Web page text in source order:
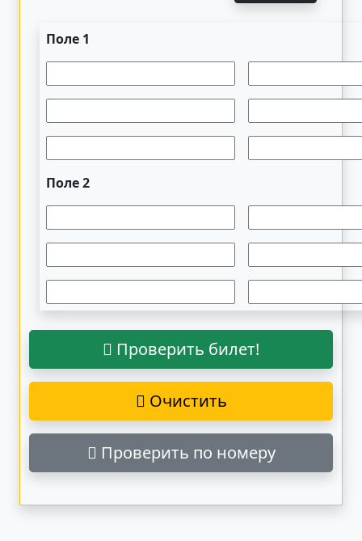
Поле 1
Поле 2
Проверить билет!
Очистить
Проверить по номеру